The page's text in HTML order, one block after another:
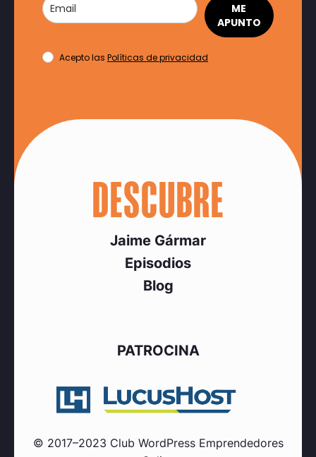
ME
APUNTO
Acepto las Políticas de privacidad
DESCUBRE
Jaime Gármar
Episodios
Blog
PATROCINA
© 2017–2023 Club WordPress Emprendedores